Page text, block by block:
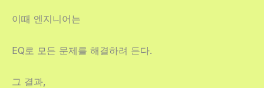
이때 엔지니어는
EQ로 모든 문제를 해결하려 든다.
그 결과,